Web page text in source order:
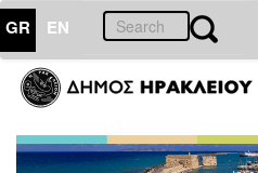
GR EN
ΤΟΠΟΣ
ΜΑΣ
Ανακοινώσεις